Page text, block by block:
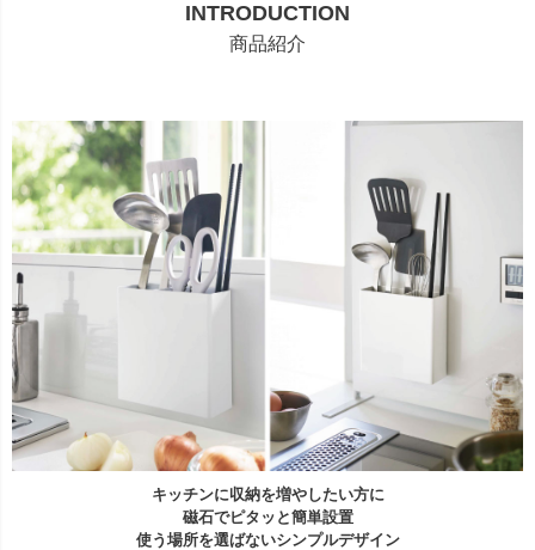
INTRODUCTION
商品紹介
キッチンに収納を増やしたい方に
磁石でピタッと簡単設置
使う場所を選ばないシンプルデザイン